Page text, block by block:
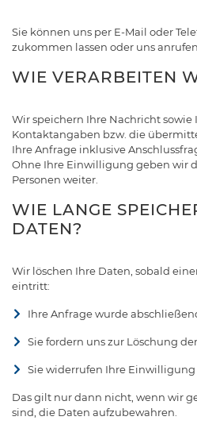
Sie können uns per E-Mail oder
zukommen lassen oder uns anrufen.
WIE VERARBEITEN
Wir speichern Ihre Nachricht sowie
Kontaktangaben bzw. die
Ihre Anfrage inklusive
Ohne Ihre Einwilligung geben wir
Personen weiter.
WIE LANGE
DATEN?
Wir löschen Ihre Daten, sobald
eintritt:
Ihre Anfrage wurde
Sie fordern uns zur Löschung
Sie widerrufen Ihre Einwilligung
Das gilt nur dann nicht, wenn wir
sind, die Daten aufzubewahren.